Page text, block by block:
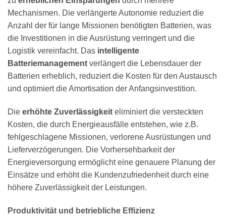
Mechanismen. Die verlängerte Autonomie reduziert die
Anzahl der für lange Missionen benötigten Batterien, was
die Investitionen in die Ausrüstung verringert und die
Logistik vereinfacht. Das intelligente
Batteriemanagement verlängert die Lebensdauer der
Batterien erheblich, reduziert die Kosten für den Austausch
und optimiert die Amortisation der Anfangsinvestition.
Die erhöhte Zuverlässigkeit eliminiert die versteckten
Kosten, die durch Energieausfälle entstehen, wie z.B.
fehlgeschlagene Missionen, verlorene Ausrüstungen und
Lieferverzögerungen. Die Vorhersehbarkeit der
Energieversorgung ermöglicht eine genauere Planung der
Einsätze und erhöht die Kundenzufriedenheit durch eine
höhere Zuverlässigkeit der Leistungen.
Produktivität und betriebliche Effizienz